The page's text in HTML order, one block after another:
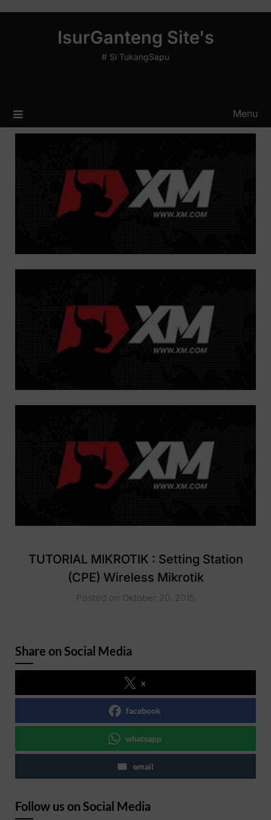
IsurGanteng Site's
# Si TukangSapu
Menu
TUTORIAL MIKROTIK : Setting Station
(CPE) Wireless Mikrotik
Posted on Oktober 20, 2015
Share on Social Media
x
facebook
whatsapp
email
Follow us on Social Media